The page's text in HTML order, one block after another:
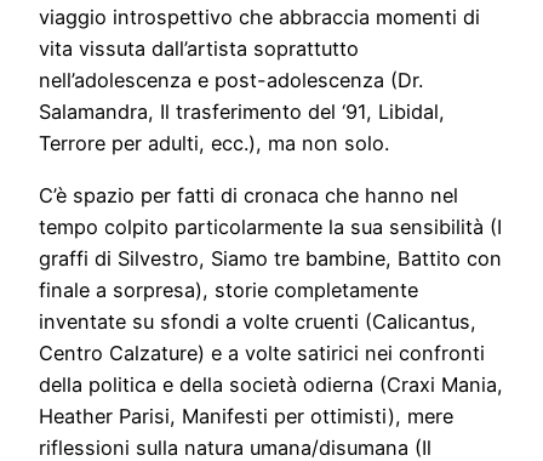
viaggio introspettivo che abbraccia momenti di
vita vissuta dall’artista soprattutto
nell’adolescenza e post-adolescenza (Dr.
Salamandra, Il trasferimento del ‘91, Libidal,
Terrore per adulti, ecc.), ma non solo.
C’è spazio per fatti di cronaca che hanno nel
tempo colpito particolarmente la sua sensibilità (I
graffi di Silvestro, Siamo tre bambine, Battito con
finale a sorpresa), storie completamente
inventate su sfondi a volte cruenti (Calicantus,
Centro Calzature) e a volte satirici nei confronti
della politica e della società odierna (Craxi Mania,
Heather Parisi, Manifesti per ottimisti), mere
riflessioni sulla natura umana/disumana (Il